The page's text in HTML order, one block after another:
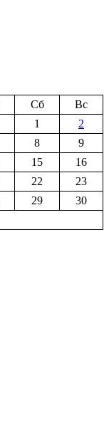
Сб
Вс
1
2
8
9
15
16
22
23
29
30